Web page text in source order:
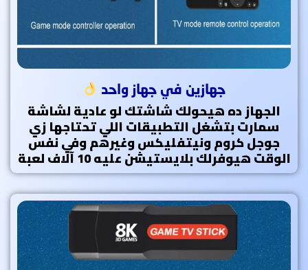
جهازين في جهاز واحد
الجهاز ده هيحولك شاشتك لو عادية لشاشة
سمارت بتشغل التطبيقات اللي تحتاجها زي
جوجل كروم ونيتفليكس وغيرهم وفي نفس
الوقت هيوفرلك بلايستيشن عليه 10 آلاف لعبة